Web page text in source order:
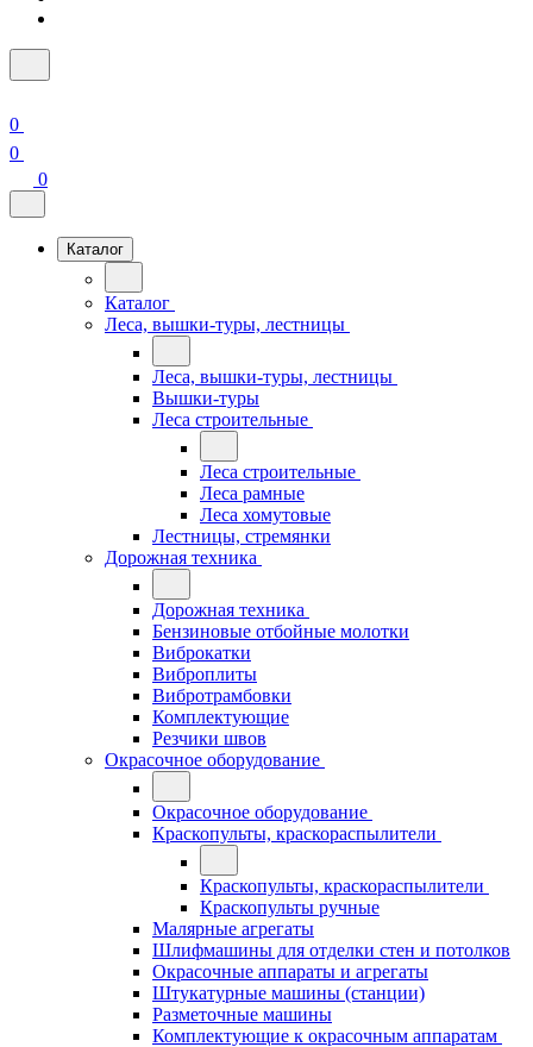
0
0
0
Каталог
Каталог
Леса, вышки-туры, лестницы
Леса, вышки-туры, лестницы
Вышки-туры
Леса строительные
Леса строительные
Леса рамные
Леса хомутовые
Лестницы, стремянки
Дорожная техника
Дорожная техника
Бензиновые отбойные молотки
Виброкатки
Виброплиты
Вибротрамбовки
Комплектующие
Резчики швов
Окрасочное оборудование
Окрасочное оборудование
Краскопульты, краскораспылители
Краскопульты, краскораспылители
Краскопульты ручные
Малярные агрегаты
Шлифмашины для отделки стен и потолков
Окрасочные аппараты и агрегаты
Штукатурные машины (станции)
Разметочные машины
Комплектующие к окрасочным аппаратам